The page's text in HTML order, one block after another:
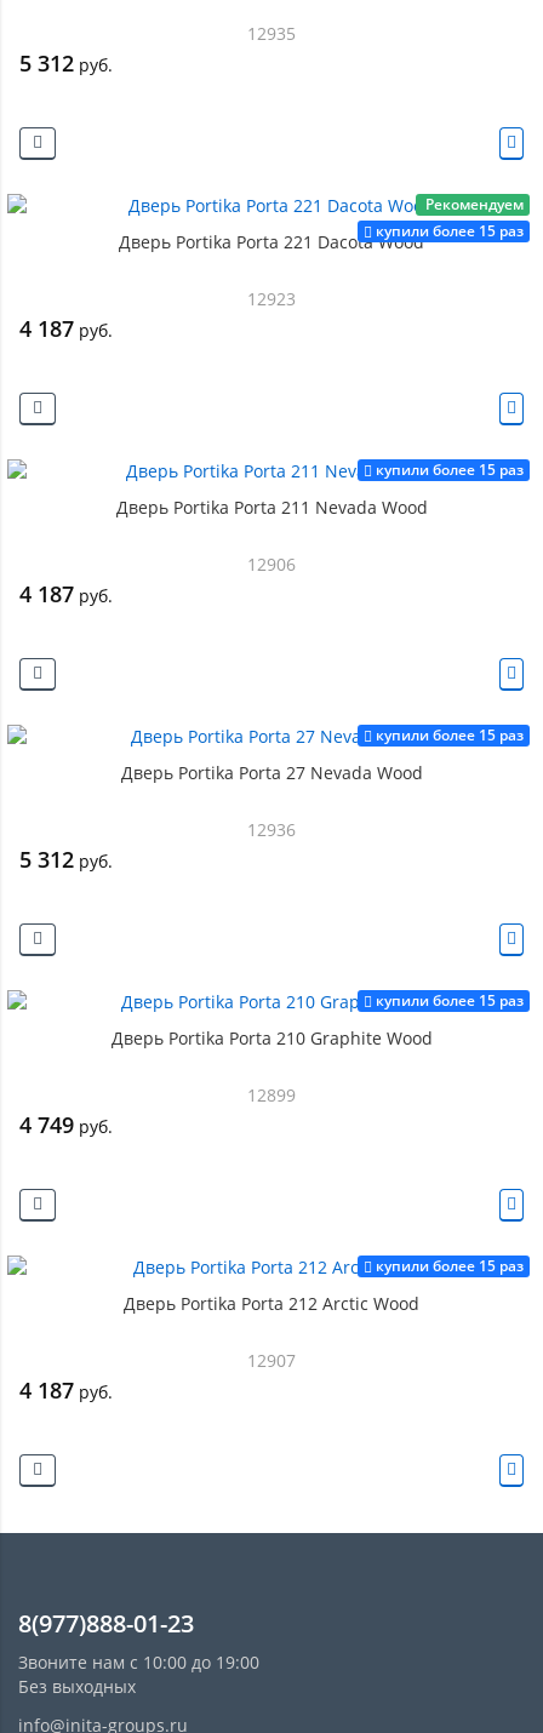
12935
5 312 руб.
Рекомендуем
купили более 15 раз
Дверь Portika Porta 221 Dacota Wood
12923
4 187 руб.
купили более 15 раз
Дверь Portika Porta 211 Nevada Wood
12906
4 187 руб.
купили более 15 раз
Дверь Portika Porta 27 Nevada Wood
12936
5 312 руб.
купили более 15 раз
Дверь Portika Porta 210 Graphite Wood
12899
4 749 руб.
купили более 15 раз
Дверь Portika Porta 212 Arctic Wood
12907
4 187 руб.
8(977)888-01-23
Звоните нам с 10:00 до 19:00
Без выходных
info@inita-groups.ru